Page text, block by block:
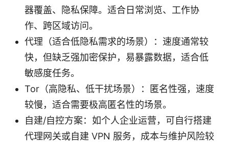
器覆盖、隐私保障。适合日常浏览、工作协
作、跨区域访问。
代理（适合低隐私需求的场景）：速度通常较
快，但缺乏强加密保护，易暴露数据，适合低
敏感度任务。
Tor（高隐私、低干扰场景）：匿名性强，速度
较慢，适合需要极高匿名性的场景。
自建/自控方案：如个人企业运营，可自行搭建
代理网关或自建 VPN 服务，成本与维护风险较